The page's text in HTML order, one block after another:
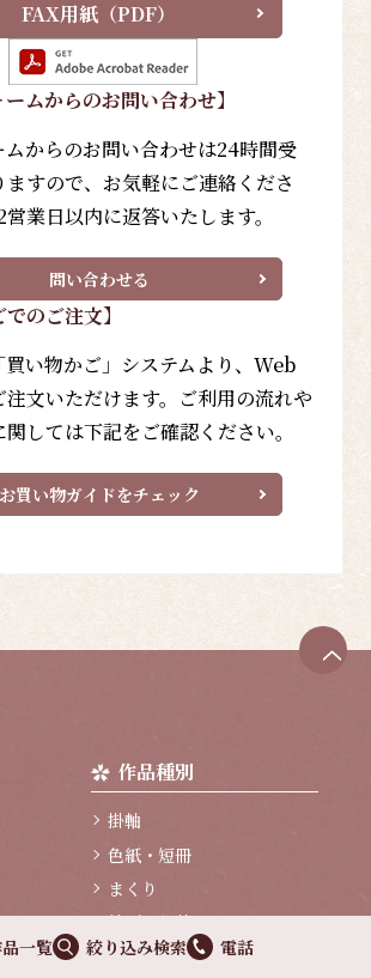
FAX用紙（PDF）
ームからのお問い合わせ】
ムからのお問い合わせは24時間受
ますので、お気軽にご連絡くださ
業日以内に返答いたします。
問い合わせる
でのご注文】
買い物かご」システムより、Web
注文いただけます。ご利用の流れや
しては下記をご確認ください。
お買い物ガイドをチェック
作品種別
掛軸
色紙・短冊
まくり
絵画・額装
季節・墨蹟
ペ
一覧 絞り込み検索 電話